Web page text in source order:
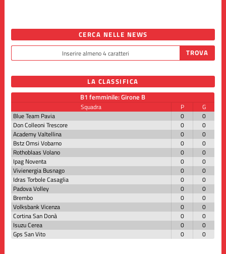
CERCA NELLE NEWS
LA CLASSIFICA
B1 femminile: Girone B
Squadra P
G
Blue Team Pavia
0
0
Don Colleoni Trescore
0
0
Academy Valtellina
0
0
Bstz Omsi Vobarno
0
0
Rothoblaas Volano
0
0
Ipag Noventa
0
0
Vivienergia Busnago
0
0
Idras Torbole Casaglia
0
0
Padova Volley
0
0
Brembo
0
0
Volksbank Vicenza
0
0
Cortina San Donà
0
0
Isuzu Cerea
0
0
Gps San Vito
0 0